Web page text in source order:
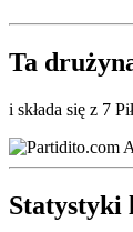
Ta
i składa się z 7
Statystyki